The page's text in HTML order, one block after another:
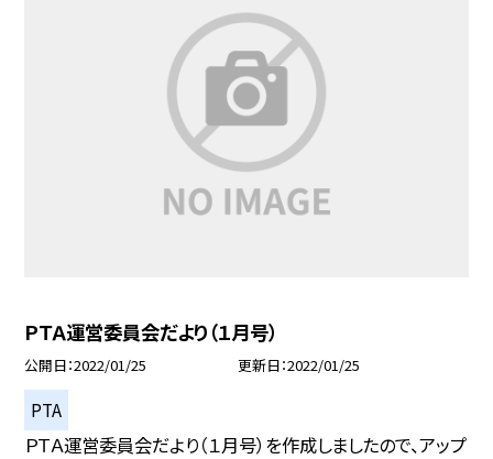
ＰＴＡ運営委員会だより（１月号）
公開日 2022/01/25 更新日 2022/01/25
PTA
ＰＴＡ運営委員会だより（１月号）を作成しましたので、アップ